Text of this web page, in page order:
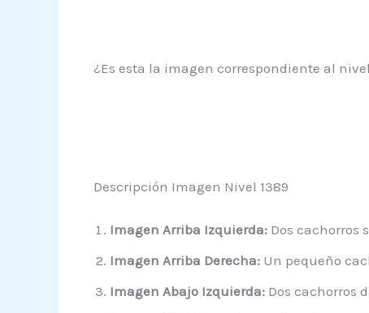
¿Es esta la imagen correspondiente al
Descripción Imagen Nivel 1389
Imagen Arriba Izquierda:Dos cachorros
Imagen Arriba Derecha:Un pequeño
Imagen Abajo Izquierda:Dos cachorros